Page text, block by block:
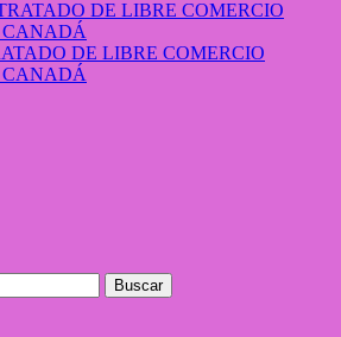
DE LIBRE COMERCIO
CANADÁ